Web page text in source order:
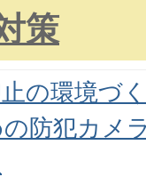
策
の環境づ
防犯カメ